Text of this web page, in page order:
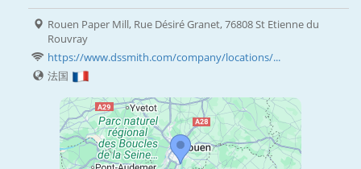
Rouen Paper Mill, Rue Désiré Granet, 76808 St Etienne du
Rouvray
https://www.dssmith.com/company/locations/...
法国